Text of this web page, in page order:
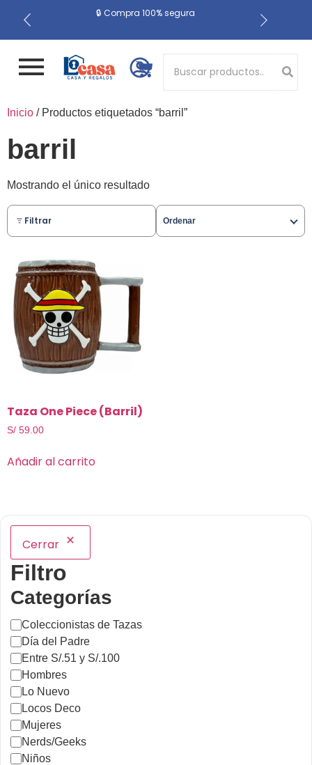
🚚 Envío gratis a Lima
🔒 Compra 100% segura
📍 Recojo en almacén el
Button 1
Button 2
Inicio / Productos etiquetados “barril”
barril
Mostrando el único resultado
Filtrar Ordenar
Taza One Piece (Barril)
S/ 59.00
Añadir al carrito
Cerrar
Filtro
Categorías
Coleccionistas de Tazas
Día del Padre
Entre S/.51 y S/.100
Hombres
Lo Nuevo
Locos Deco
Mujeres
Nerds/Geeks
Niños